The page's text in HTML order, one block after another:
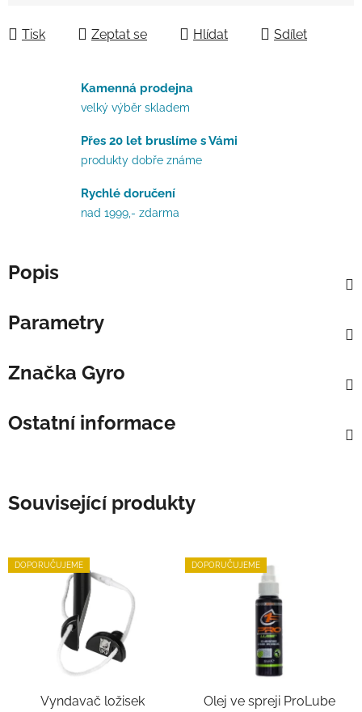
Tisk Zeptat se Hlídat Sdílet
Kamenná prodejna
velký výběr skladem
Přes 20 let bruslíme s Vámi
produkty dobře známe
Rychlé doručení
nad 1999,- zdarma
Popis
Parametry
Značka Gyro
Ostatní informace
Související produkty
DOPORUČUJEME
Vyndavač ložisek
DOPORUČUJEME
Olej ve spreji ProLube